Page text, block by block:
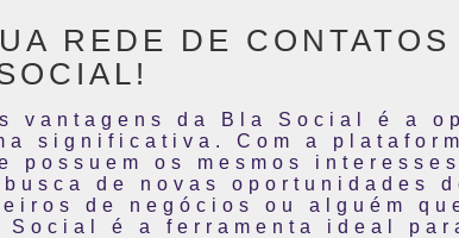
REDE DE
vantagens da Bla Social é a
significativa. Com a
possuem os mesmos
de novas oportunidades
de negócios ou alguém
Social é a ferramenta ideal